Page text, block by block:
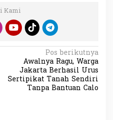
Kami
Pos berikutnya
Awalnya Ragu, Warga
Jakarta Berhasil Urus
Sertipikat Tanah Sendiri
Tanpa Bantuan Calo